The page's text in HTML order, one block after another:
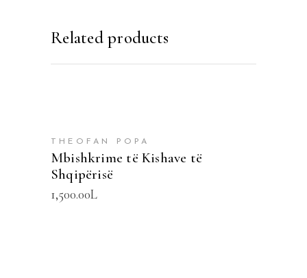
Related products
THEOFAN POPA
Mbishkrime të Kishave të
Shqipërisë
1,500.00L